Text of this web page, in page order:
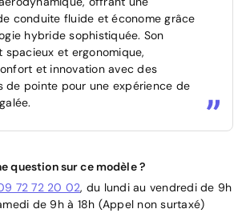
conduite fluide et économe grâce
hybride sophistiquée. Son
spacieux et ergonomique,
et innovation avec des
de pointe pour une expérience de
question sur ce modèle ?
72 72 20 02, du lundi au vendredi de 9h
de 9h à 18h (Appel non surtaxé)